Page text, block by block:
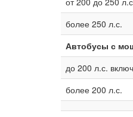
более 250 л.с.
Автобусы с
до 200 л.с.
более 200 л.с.